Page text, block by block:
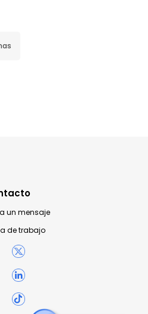
un mensaje
de trabajo